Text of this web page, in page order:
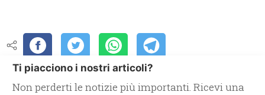
Ti piacciono i nostri articoli?
Non perderti le notizie più importanti. Ricevi una